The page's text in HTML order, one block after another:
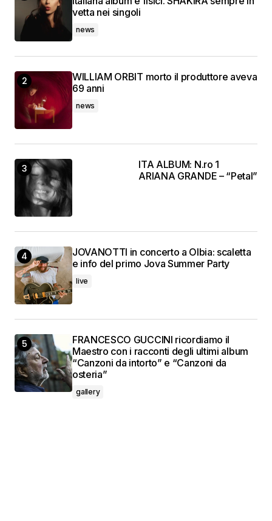
vetta nei singoli
news
WILLIAM ORBIT morto il produttore aveva
69 anni
news
ITA ALBUM: N.ro 1
ARIANA GRANDE – “Petal”
JOVANOTTI in concerto a Olbia: scaletta
e info del primo Jova Summer Party
live
FRANCESCO GUCCINI ricordiamo il
Maestro con i racconti degli ultimi album
“Canzoni da intorto” e “Canzoni da
osteria”
gallery